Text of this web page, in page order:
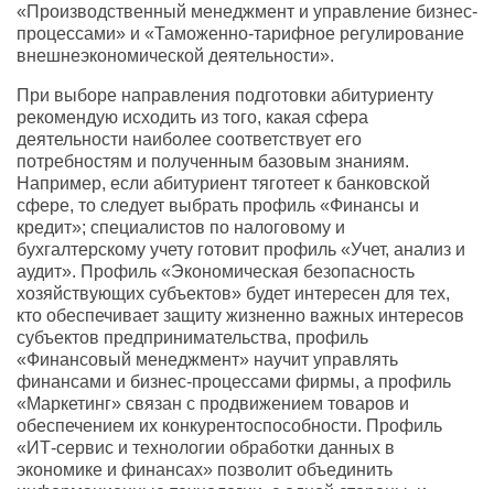
«Производственный менеджмент и управление бизнес-
процессами» и «Таможенно-тарифное регулирование
внешнеэкономической деятельности».
При выборе направления подготовки абитуриенту
рекомендую исходить из того, какая сфера
деятельности наиболее соответствует его
потребностям и полученным базовым знаниям.
Например, если абитуриент тяготеет к банковской
сфере, то следует выбрать профиль «Финансы и
кредит»; специалистов по налоговому и
бухгалтерскому учету готовит профиль «Учет, анализ и
аудит». Профиль «Экономическая безопасность
хозяйствующих субъектов» будет интересен для тех,
кто обеспечивает защиту жизненно важных интересов
субъектов предпринимательства, профиль
«Финансовый менеджмент» научит управлять
финансами и бизнес-процессами фирмы, а профиль
«Маркетинг» связан с продвижением товаров и
обеспечением их конкурентоспособности. Профиль
«ИТ-сервис и технологии обработки данных в
экономике и финансах» позволит объединить